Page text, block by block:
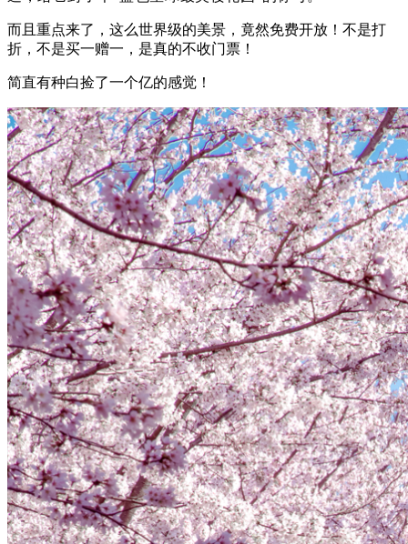
而且重点来了，这么世界级的美景，竟然免费开放！不是打
折，不是买一赠一，是真的不收门票！
简直有种白捡了一个亿的感觉！